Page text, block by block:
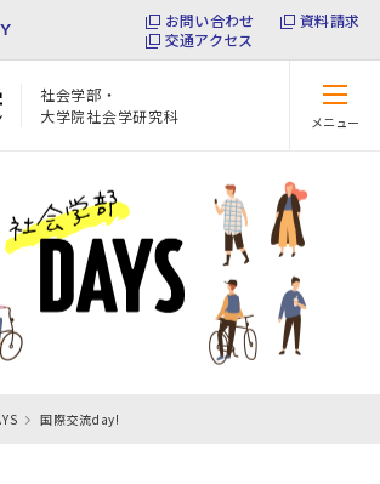
お問い合わせ
資料請求
交通アクセス
社会学部・
大学院社会学研究科
メニュー
国際交流day!